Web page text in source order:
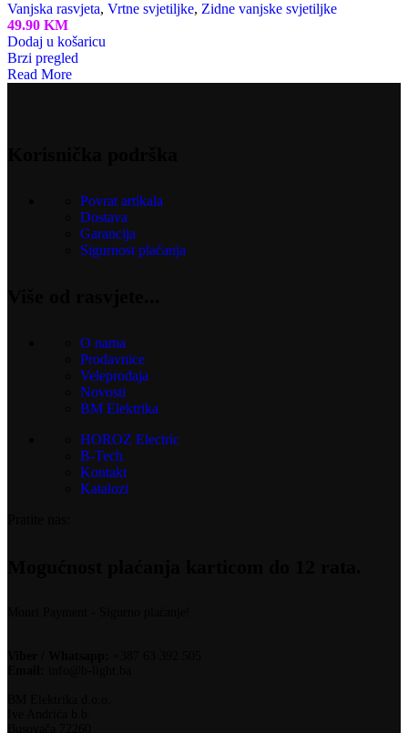
Vanjska rasvjeta, Vrtne svjetiljke, Zidne vanjske svjetiljke
49.90 KM
Dodaj u košaricu
Brzi pregled
Read More
Povrat artikala
Dostava
Garancija
Sigurnost plaćanja
O nama
Prodavnice
Veleprodaja
Novosti
BM Elektrika
HOROZ Electric
B-Tech
Kontakt
Katalozi